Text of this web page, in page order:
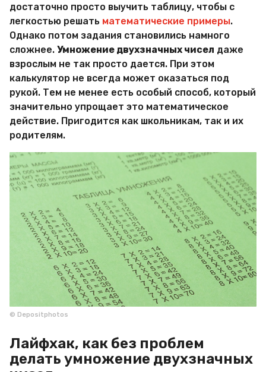
р
В
а
л
е
р
и
я
К
а
м
и
н
с
к
а
я
достаточно просто выучить таблицу, чтобы с
легкостью решать математические примеры.
Однако потом задания становились намного
сложнее. Умножение двухзначных чисел даже
взрослым не так просто дается. При этом
калькулятор не всегда может оказаться под
рукой. Тем не менее есть особый способ, который
значительно упрощает это математическое
действие. Пригодится как школьникам, так и их
родителям.
© Depositphotos
Лайфхак, как без проблем
делать умножение двухзначных